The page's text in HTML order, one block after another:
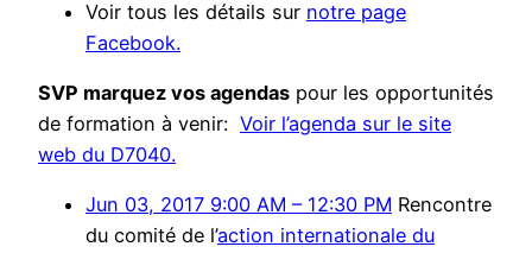
Voir tous les détails sur notre page
Facebook.
SVP marquez vos agendas pour les opportunités
de formation à venir: Voir l’agenda sur le site
web du D7040.
Jun 03, 2017 9:00 AM – 12:30 PM Rencontre
du comité de l’action internationale du